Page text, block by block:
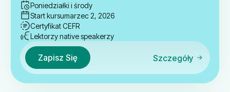
Poniedziałki i środy
Start kursumarzec 2, 2026
Certyfikat CEFR
Lektorzy native speakerzy
Zapisz Się Szczegóły